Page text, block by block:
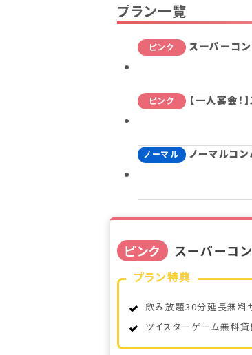
プラン一覧
ピンク
スーパーコ
ピンク
【一人宴会
ノーマル
ノーマルコン
ピンク スーパーコ
プラン特典
飲み放題30分延長無料
ツイスターゲーム無料貸